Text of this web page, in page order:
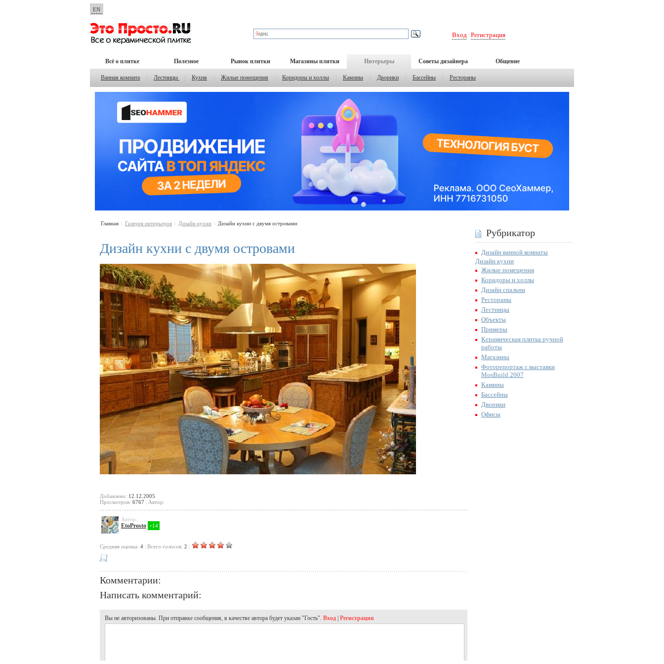
EN
Вход Регистрация
Всё о плитке Полезное Рынок плитки Магазины плитки Интерьеры Советы дизайнера Общение
Ванная комната Лестницы Кухня Жилые помещения Коридоры и холлы Камины Дворики Бассейны Рестораны
Главная \ Галерея интерьеров \ Дизайн кухни \ Дизайн кухни с двумя островами
Дизайн кухни с двумя островами
Добавлено: 12.12.2005
Просмотров: 6767 Автор:
Автор:
EtoProsto +14
Cредняя оценка: 4 Всего голосов: 2
Комментарии:
Написать комментарий:
Вы не авторизованы. При отправке сообщения, в качестве автора будет указан "Гость". Вход | Регистрация
Рубрикатор
Дизайн ванной комнаты
Дизайн кухни
Жилые помещения
Коридоры и холлы
Дизайн спальни
Рестораны
Лестницы
Объекты
Примеры
Керамическая плитка ручной
работы
Магазины
Фоторепортаж с выставки
MosBuild 2007
Камины
Бассейны
Дворики
Офисы